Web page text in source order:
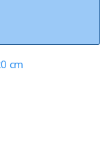
cm